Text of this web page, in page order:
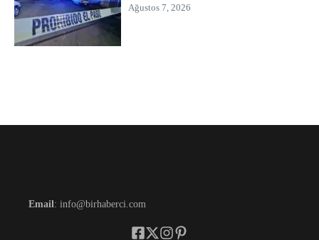
Ağustos 7, 2026
Email : info@birhaberci.com